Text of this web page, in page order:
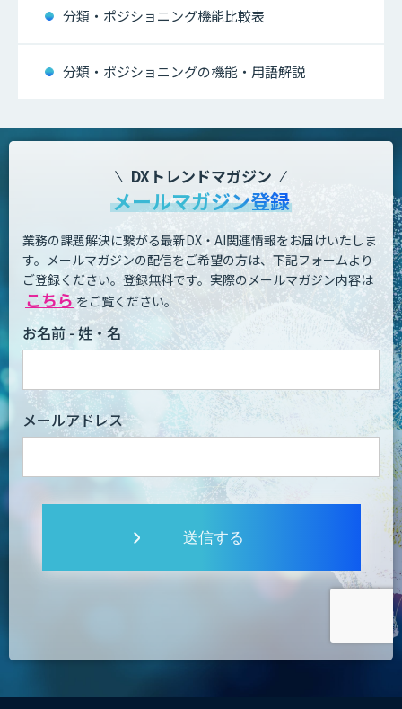
分類・ポジショニング機能比較表
分類・ポジショニングの機能・用語解説
DXトレンドマガジン
メールマガジン登録
業務の課題解決に繋がる最新DX・AI関連情報をお届けいたしま
す。 メールマガジンの配信をご希望の方は、下記フォームより
ご登録ください。登録無料です。 実際のメールマガジン内容は
こちら をご覧ください。
お名前 - 姓・名
メールアドレス
送信する